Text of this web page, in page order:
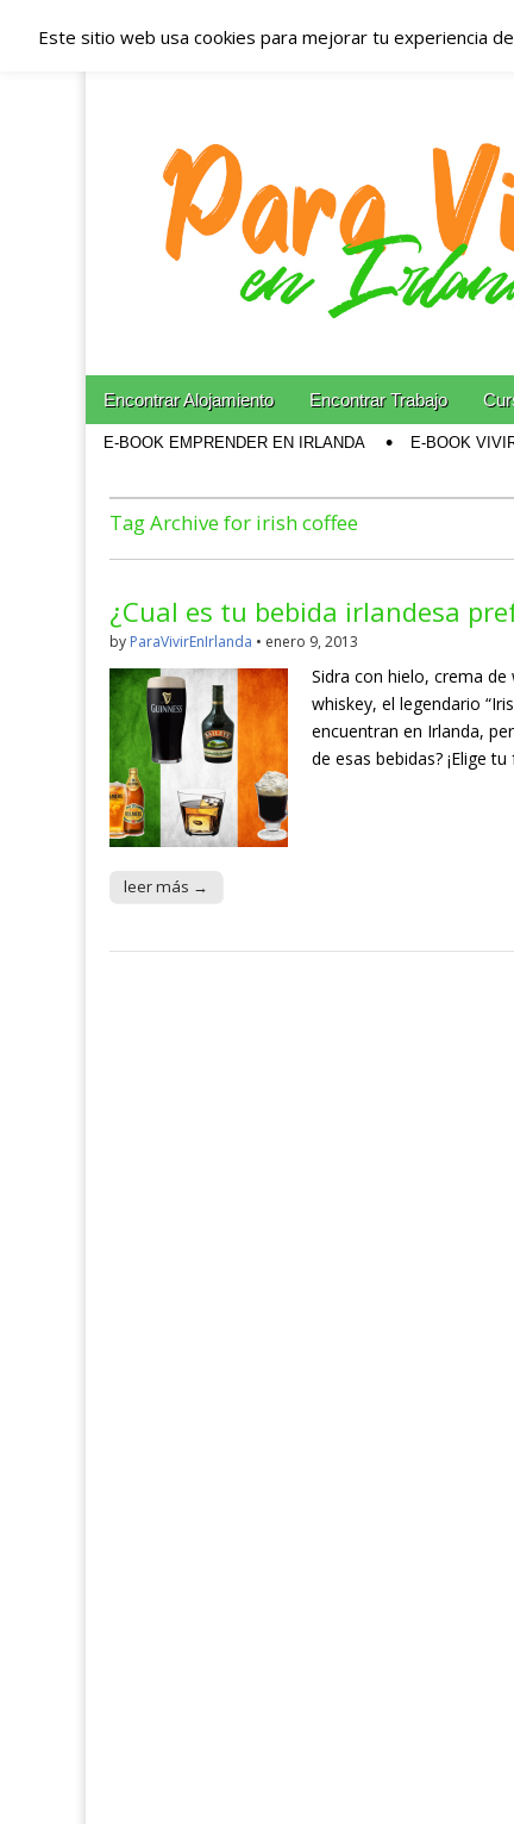
Españoles en
Irlanda –
Blog dedicado a los que viven, estudian y
Main menu
Skip to content
Encontrar Alojamiento Encontrar Trabajo
E-BOOK EMPRENDER EN IRLANDA E-BOOK
Tag Archive for irish coffee
¿Cual es tu bebida irlandesa
by ParaVivirEnIrlanda • enero 9, 2013
Sidra con hielo, crema
whiskey, el legendario
encuentran en Irlanda,
de esas bebidas? ¡Elige
leer más →
Este sitio web usa cookies para mejorar tu experiencia